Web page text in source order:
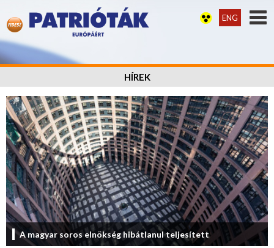
ENG
HÍREK
A magyar soros elnökség hibátlanul teljesített